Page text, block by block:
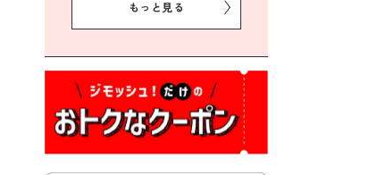
対抗「福岡駅伝」出場選手募
集！
もっと見る